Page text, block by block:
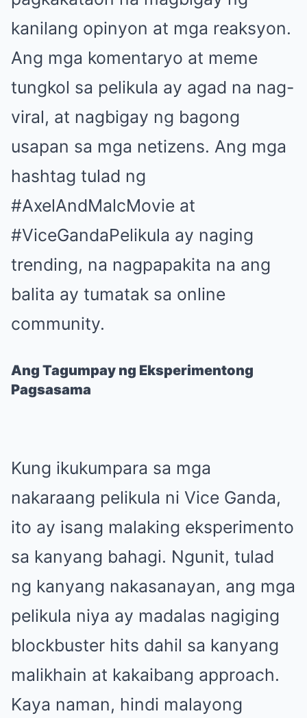
kanilang opinyon at mga reaksyon.
Ang mga komentaryo at meme
tungkol sa pelikula ay agad na nag-
viral, at nagbigay ng bagong
usapan sa mga netizens. Ang mga
hashtag tulad ng
#AxelAndMalcMovie at
#ViceGandaPelikula ay naging
trending, na nagpapakita na ang
balita ay tumatak sa online
community.
Ang Tagumpay ng Eksperimentong
Pagsasama
Kung ikukumpara sa mga
nakaraang pelikula ni Vice Ganda,
ito ay isang malaking eksperimento
sa kanyang bahagi. Ngunit, tulad
ng kanyang nakasanayan, ang mga
pelikula niya ay madalas nagiging
blockbuster hits dahil sa kanyang
malikhain at kakaibang approach.
Kaya naman, hindi malayong